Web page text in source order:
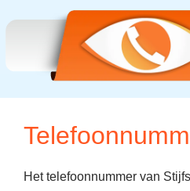
Het telefoonnummer van